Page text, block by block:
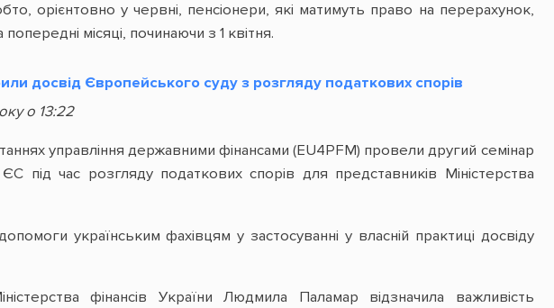
орієнтовно у червні, пенсіонери, які матимуть право на перерахунок,
місяці, починаючи з 1 квітня.
досвід Європейського суду з розгляду податкових спорів
о 13:22
управління державними фінансами (EU4PFM) провели другий семінар
під час розгляду податкових спорів для представників Міністерства
українським фахівцям у застосуванні у власній практиці досвіду
фінансів України Людмила Паламар відзначила важливість